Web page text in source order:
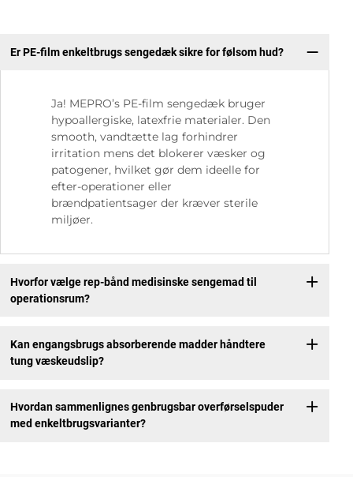
Er PE-film enkeltbrugs sengedæk sikre for følsom hud?
Ja! MEPRO’s PE-film sengedæk bruger
hypoallergiske, latexfrie materialer. Den
smooth, vandtætte lag forhindrer
irritation mens det blokerer væsker og
patogener, hvilket gør dem ideelle for
efter-operationer eller
brændpatientsager der kræver sterile
miljøer.
Hvorfor vælge rep-bånd medisinske sengemad til
operationsrum?
Kan engangsbrugs absorberende madder håndtere
tung væskeudslip?
Hvordan sammenlignes genbrugsbar overførselspuder
med enkeltbrugsvarianter?